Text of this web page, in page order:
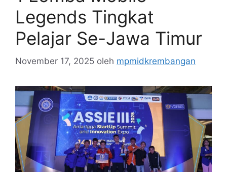
Legends Tingkat
Pelajar Se-Jawa Timur
November 17, 2025 oleh mpmidkrembangan